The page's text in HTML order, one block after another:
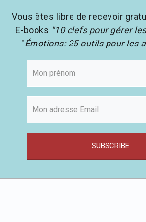
menu Les activités en
Vous êtes libre de recevoir
E-books "10 clefs pour gérer
"Émotions: 25 outils pour les
SUBSCRIBE